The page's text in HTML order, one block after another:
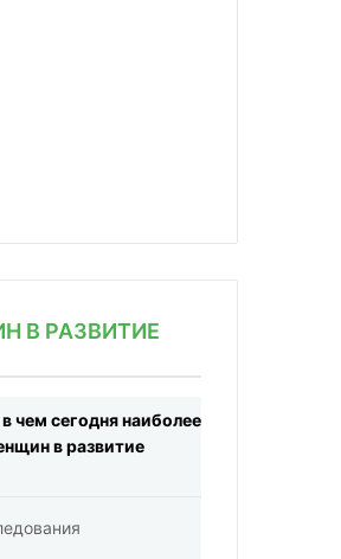
В РАЗВИТИЕ
чем сегодня наиболее
в развитие